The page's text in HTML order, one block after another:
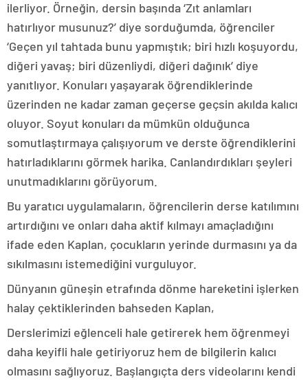
ilerliyor. Örneğin, dersin başında ‘Zıt anlamları
hatırlıyor musunuz?’ diye sorduğumda, öğrenciler
‘Geçen yıl tahtada bunu yapmıştık; biri hızlı koşuyordu,
diğeri yavaş; biri düzenliydi, diğeri dağınık’ diye
yanıtlıyor. Konuları yaşayarak öğrendiklerinde
üzerinden ne kadar zaman geçerse geçsin akılda kalıcı
oluyor. Soyut konuları da mümkün olduğunca
somutlaştırmaya çalışıyorum ve derste öğrendiklerini
hatırladıklarını görmek harika. Canlandırdıkları şeyleri
unutmadıklarını görüyorum.
Bu yaratıcı uygulamaların, öğrencilerin derse katılımını
artırdığını ve onları daha aktif kılmayı amaçladığını
ifade eden Kaplan, çocukların yerinde durmasını ya da
sıkılmasını istemediğini vurguluyor.
Dünyanın güneşin etrafında dönme hareketini işlerken
halay çektiklerinden bahseden Kaplan,
Derslerimizi eğlenceli hale getirerek hem öğrenmeyi
daha keyifli hale getiriyoruz hem de bilgilerin kalıcı
olmasını sağlıyoruz. Başlangıçta ders videolarını kendi